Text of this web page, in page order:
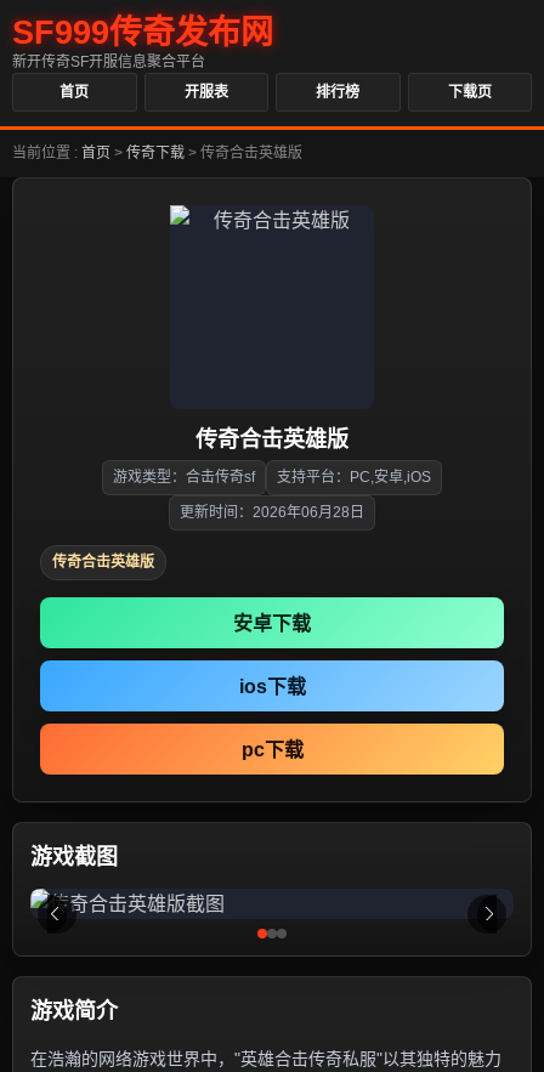
SF999传奇发布网
新开传奇SF开服信息聚合平台
首页
开服表 排行榜 下载页
当前位置 : 首页 > 传奇下载 > 传奇合击英雄版
传奇合击英雄版
游戏类型：合击传奇sf 支持平台：PC,安卓,iOS
更新时间：2026年06月28日
传奇合击英雄版
安卓下载
ios下载
pc下载
游戏截图
游戏简介
在浩瀚的网络游戏世界中，"英雄合击传奇私服"以其独特的魅力